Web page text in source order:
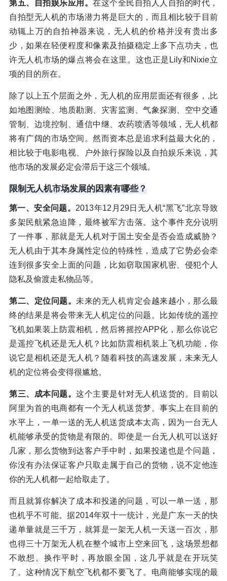
第五、自拍娱乐应用。 在这个全民自拍人人自拍的时代，
自拍型无人机的市场潜力将是巨大的，而且相比较于目前
动辄上万的自拍神器来说，无人机的价格并没有贵出多
少，如果在轻便程度和像素及拍摄稳定上多下点功夫，也
许无人机市场的爆点将会在这里。这也正是Lily和Nixie立
项的目的所在。
除了以上五个层面之外，无人机的应用层面还有很多，,比
如地图测绘、地质勘测、灾害监测、气象探测、空中交通
管制、边境控制、通信中继、农药喷洒等领域，无人机都
将有广阔的市场空间。然而资本总是追求利益最大化的，
相比较于电影电视、户外旅行探险以及自拍娱乐来说，其
他市场的发展必定会滞后于这三个领域。
限制无人机市场发展的因素有哪些？
第一、安全问题。 2013年12月29日无人机“黑飞”北京导致
多架民航紧急迫降，最终被军方击落。这个事件充分说明
了一件事，那就是无人机对于国土安全是否会造成威胁？
无人机由于其本身属性定位的特殊性，造成了它势必会牵
连到很多安全上面的问题，比如窃取国家机密、侵犯个人
隐私及偷渡走私物品等。
第二、定位问题。 未来的无人机肯定会越来越小，那么最
终的结果是将会带来无人机定位的问题。比如传统的遥控
飞机如果装上防震相机，然后将摇控APP化，那么你说它
是遥控飞机还是无人机？比如防震相机装上飞机功能，你
说它是相机还是无人机？随着科技的高速发展，未来无人
机的定位将会变得很尴尬。
第三、成本问题。 这个主要是针对无人机送货的。目前以
阿里为首的电商都有一个无人机送货梦。事实上在目前的
水平上，一单一送的无人机送货成本太高，因为一台无人
机能够承受的货物是有限的。即使是一台无人机可以送好
几家，那么货物到达客户手中时，如果投递也是个问题，
你没有办法保证客户只取走属于自己的货物，说不定他连
你的无人机都一起给取走了。
而且就算你解决了成本和投递的问题，可以一单一送，那
也机乎不可能。据2014年双十一统计，光是广东一天的快
递单量就是三千万，就算是一架无人机一天送一百次，那
也得三十万架无人机在整个城市上空来回飞，这场景想都
不敢想。换作平时，再放眼全国，这几乎就是在开玩笑
了。这种情况下航空飞机都不要飞了。电商能够实现的最